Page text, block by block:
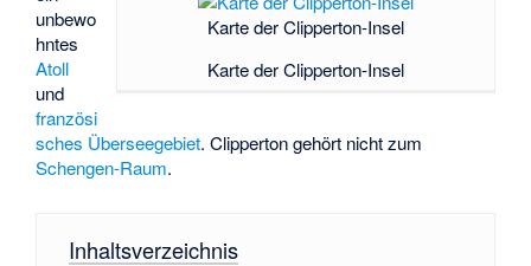
Karte der Clipperton-Insel
Karte der Clipperton-Insel
unbewo
hntes
Atoll
und
französi
sches Überseegebiet. Clipperton gehört nicht zum
Schengen-Raum.
Inhaltsverzeichnis